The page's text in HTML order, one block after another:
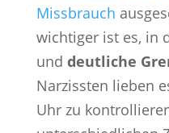
Missbrauch
wichtiger ist es, in
und deutliche
Narzissten lieben
Uhr zu